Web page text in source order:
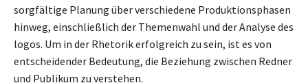
sorgfältige Planung über verschiedene Produktionsphasen
hinweg, einschließlich der Themenwahl und der Analyse des
logos. Um in der Rhetorik erfolgreich zu sein, ist es von
entscheidender Bedeutung, die Beziehung zwischen Redner
und Publikum zu verstehen.